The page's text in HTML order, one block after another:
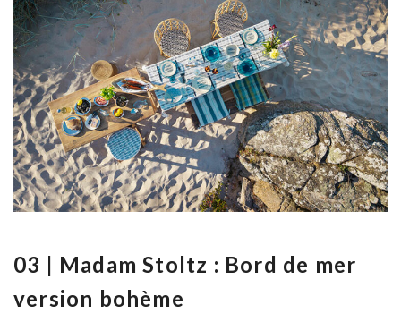
03 | Madam Stoltz : Bord de mer
version bohème